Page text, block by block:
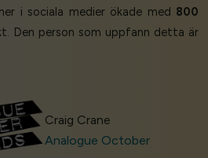
i sociala medier ökade med 800
Den person som uppfann detta är
Craig Crane
Analogue October